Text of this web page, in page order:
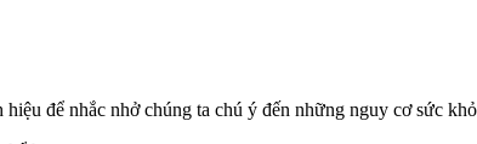
để nhắc nhở chúng ta chú ý đến những nguy cơ sức